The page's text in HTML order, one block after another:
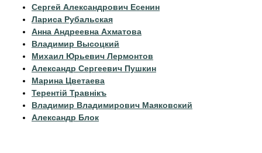
Сергей Александрович Есенин
Лариса Рубальская
Анна Андреевна Ахматова
Владимир Высоцкий
Михаил Юрьевич Лермонтов
Александр Сергеевич Пушкин
Марина Цветаева
Терентiй Травнiкъ
Владимир Владимирович Маяковский
Александр Блок